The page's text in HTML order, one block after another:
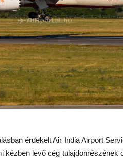
érdekelt Air India Airport
kézben levő cég tulajdonrészének